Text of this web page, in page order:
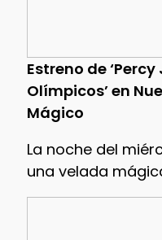
Estreno de
Olímpicos’ en
Mágico
La noche del
una velada